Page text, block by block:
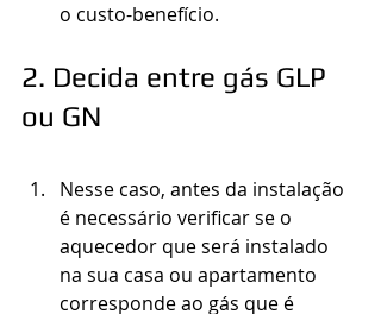
o custo-benefício.
2. Decida entre gás GLP
ou GN
Nesse caso, antes da instalação
é necessário verificar se o
aquecedor que será instalado
na sua casa ou apartamento
corresponde ao gás que é